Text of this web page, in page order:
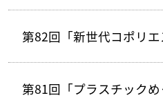
第82回「新世代コポリ
第81回「プラスチック